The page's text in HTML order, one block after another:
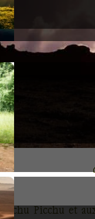
Picchu et